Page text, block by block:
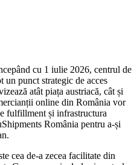
cu 1 iulie 2026, centrul de
punct strategic de acces
atât piața austriacă, cât și
online din România vor
fulfillment și infrastructura
România pentru a-și
cea de-a zecea facilitate din